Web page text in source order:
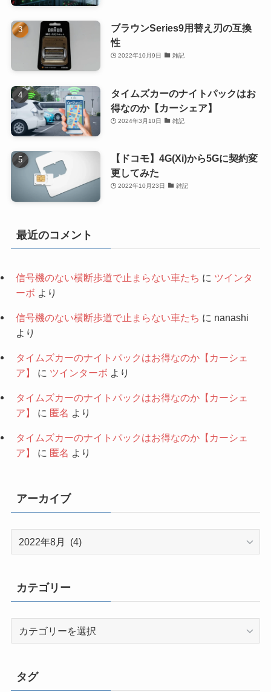
ブラウンSeries9用替え刃の互換
性
2022年10月9日 雑記
タイムズカーのナイトパックはお
得なのか【カーシェア】
2024年3月10日 雑記
【ドコモ】4G(Xi)から5Gに契約変
更してみた
2022年10月23日 雑記
最近のコメント
信号機のない横断歩道で止まらない車たち に ツインタ
ーボ より
信号機のない横断歩道で止まらない車たち に nanashi
より
タイムズカーのナイトパックはお得なのか【カーシェ
ア】
に ツインターボ より
タイムズカーのナイトパックはお得なのか【カーシェ
ア】
に 匿名 より
タイムズカーのナイトパックはお得なのか【カーシェ
ア】
に 匿名 より
アーカイブ
ブ
カテゴリー
ー
タグ